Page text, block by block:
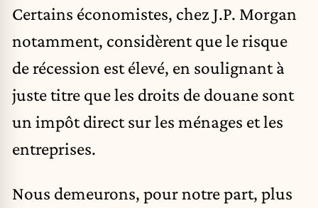
Certains économistes, chez J.P. Morgan
notamment, considèrent que le risque
de récession est élevé, en soulignant à
juste titre que les droits de douane sont
un impôt direct sur les ménages et les
entreprises.
Nous demeurons, pour notre part, plus